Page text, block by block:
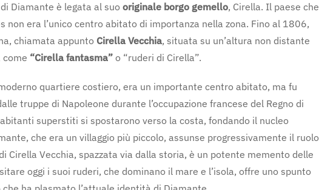
Diamante è legata al suooriginale borgo gemello, Cirella. Il paese che
non era l’unico centro abitato di importanza nella zona. Fino al 1806,
chiamata appunto Cirella Vecchia, situata su un’altura non distante
come “Cirella fantasma” o “ruderi di Cirella”.
quartiere costiero, era un importante centro abitato, ma fu
truppe di Napoleone durante l’occupazione francese del Regno di
superstiti si spostarono verso la costa, fondando il nucleo
che era un villaggio più piccolo, assunse progressivamente il ruolo
Cirella Vecchia, spazzata via dalla storia, è un potente memento delle
oggi i suoi ruderi, che dominano il mare e l’isola, offre uno spunto